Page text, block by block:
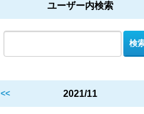
ユーザー内検索
<< 2021/11